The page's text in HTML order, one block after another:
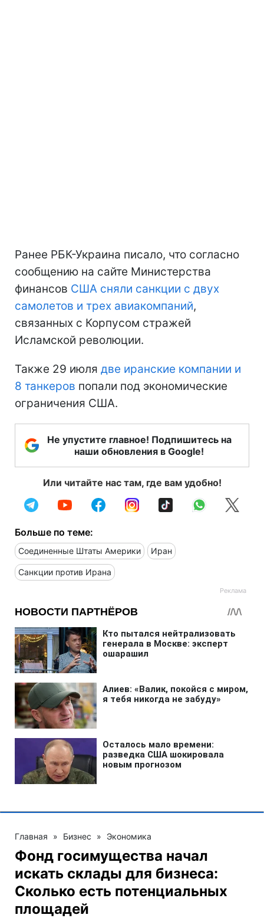
Ранее РБК-Украина писало, что согласно
сообщению на сайте Министерства
финансов США сняли санкции с двух
самолетов и трех авиакомпаний,
связанных с Корпусом стражей
Исламской революции.
Также 29 июля две иранские компании и
8 танкеров попали под экономические
ограничения США.
Не упустите главное! Подпишитесь на
наши обновления в Google!
Или читайте нас там, где вам удобно!
Больше по теме:
Соединенные Штаты Америки Иран
Санкции против Ирана
Главная » Бизнес » Экономика
Фонд госимущества начал
искать склады для бизнеса:
Сколько есть потенциальных
площадей